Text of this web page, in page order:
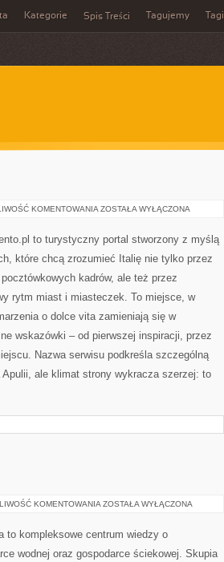
Kategorie Spis Treści Tagujemy Tagi
KOMENTOWANIA PRATO
ZOSTAŁA WYŁĄCZONA
to turystyczny portal stworzony z myślą
które chcą zrozumieć Italię nie tylko przez
kadrów, ale też przez
rytm miast i miasteczek. To miejsce, w
o dolce vita zamieniają się w
wskazówki – od pierwszej inspiracji, przez
Nazwa serwisu podkreśla szczególną
Apulii, ale klimat strony wykracza szerzej: to
KOMENTOWANIA FOTOWOLTAIKA
ZOSTAŁA WYŁĄCZONA
to kompleksowe centrum wiedzy o
wodnej oraz gospodarce ściekowej. Skupia